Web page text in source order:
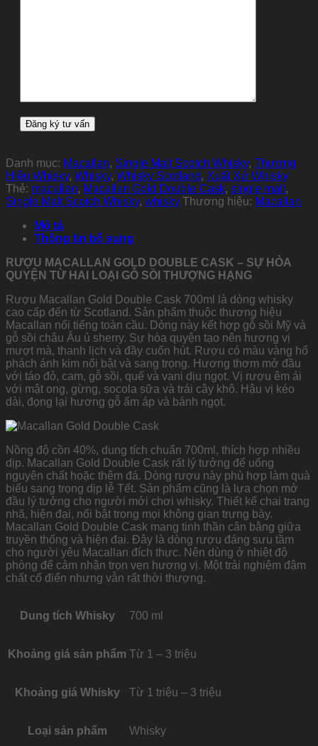
Danh mục: Macallan, Single Malt Scotch Whisky, Thương
Hiệu Whisky, Whisky, Whisky Scotland, Xuất Xứ Whisky
Thẻ: macallan, Macallan Gold Double Cask, single malt,
Single Malt Scotch Whisky, whisky Thương hiệu: Macallan
Mô tả
Thông tin bổ sung
RƯỢU MACALLAN GOLD DOUBLE CASK – SỰ HÒA
QUYỆN TỪ HAI LOẠI GỖ SỒI THƯỢNG HẠNG
Rượu Macallan Gold Double Cask 700ml là dòng whisky
cao cấp đến từ Scotland. Sản phẩm thuộc thương hiệu
Macallan nổi tiếng toàn cầu. Dòng này kết hợp gỗ sồi Mỹ và
gỗ sồi châu Âu ủ sherry. Sự hòa quyện tạo nên hương vị
mượt mà, thanh lịch và đầy cuốn hút. Rượu có màu vàng hổ
phách ánh kim nổi bật và sang trọng. Hương thơm mở đầu
với táo đỏ, cam, gỗ sồi, quế và vani dịu ngọt. Vị rượu êm ái
với mật ong, gừng, socola sữa và trái cây khô. Hậu vị kéo
dài, đọng lại hương gỗ ấm áp và bánh ngọt.
Nồng độ cồn 40%, dung tích chuẩn 700ml, thích hợp nhiều
dịp. Macallan Gold Double Cask rất lý tưởng để uống
nguyên chất hoặc thêm đá. Dòng rượu này phù hợp làm quà
biếu sang trọng dịp lễ Tết. Sản phẩm cũng là lựa chọn mở
đầu lý tưởng cho người mới chơi whisky. Thiết kế chai trang
nhã, hiện đại, nổi bật trong mọi không gian trưng bày.
Macallan Gold Double Cask mang tinh thần cân bằng giữa
truyền thống và hiện đại. Đây là dòng rượu đáng sưu tầm
cho người yêu Macallan đích thực. Nên dùng ở nhiệt độ
phòng để cảm nhận trọn vẹn hương vị. Một trải nghiệm đậm
chất cổ điển nhưng vẫn rất thời thượng.
Dung tích Whisky 700 ml
Khoảng giá sản phẩm Từ 1 – 3 triệu
Khoảng giá Whisky Từ 1 triệu – 3 triệu
Loại sản phẩm Whisky